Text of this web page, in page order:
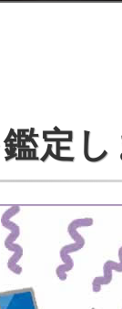
定